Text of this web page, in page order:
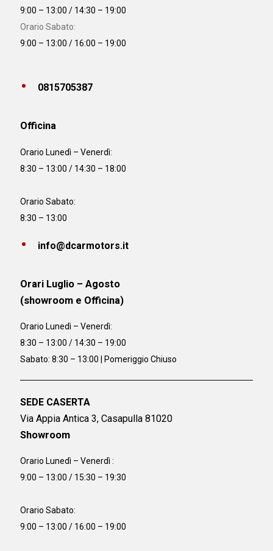
9:00 – 13:00 / 14:30 – 19:00
Orario Sabato:
9:00 – 13:00 / 16:00 – 19:00
0815705387
Officina
Orario Lunedì – Venerdì:
8:30 – 13:00 / 14:30 – 18:00
Orario Sabato:
8:30 – 13:00
info@dcarmotors.it
Orari Luglio – Agosto
(showroom e Officina)
Orario Lunedì – Venerdì:
8:30 – 13:00 / 14:30 – 19:00
Sabato: 8:30 – 13:00 | Pomeriggio Chiuso
SEDE CASERTA
Via Appia Antica 3, Casapulla 81020
Showroom
Orario Lunedì – Venerdì :
9:00 – 13:00 / 15:30 – 19:30
Orario Sabato:
9:00 – 13:00 / 16:00 – 19:00